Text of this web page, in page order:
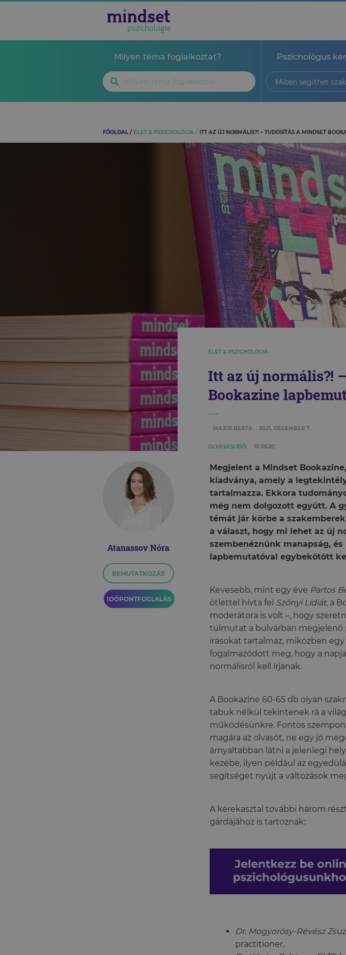
Milyen téma foglalkoztat? Pszichológus
Miben segíthet
FŐOLDAL ÉLET & PSZICHOLÓGIA ITT AZ ÚJ NORMÁLIS?! – TUDÓSÍTÁS A MINDSET
ÉLET & PSZICHOLÓGIA
Itt az új normális?!
Bookazine
MAJOS BEÁTA 2021. DECEMBER 7.
OLVASÁSI IDŐ: 10 PERC
Atanassov Nóra
BEMUTATKOZÁS
IDŐPONTFOGLALÁS
Megjelent a Mindset
kiadványa, amely a
tartalmazza. Ekkora
még nem dolgozott együtt. A
témát jár körbe a
a választ, hogy mi lehet az új
szembenéznünk manapság,
lapbemutatóval egybekötött
Kevesebb, mint egy éve Partos
ötlettel hívta fel Szőnyi Lídiát, a
moderátora is volt –, hogy
túlmutat a bulvárban megjelenő
írásokat tartalmaz, miközben
fogalmazódott meg, hogy a
normálisról kell írjanak.
A Bookazine 60-65 db olyan
tabuk nélkül tekintenek rá a
működésünkre. Fontos
magára az olvasót, ne egy jó
árnyaltabban látni a jelenlegi
kezébe, ilyen például az
segítséget nyújt a változások
A kerekasztal további három
gárdájához is tartoznak:
Dr. Mogyorósy-Révész
practitioner,